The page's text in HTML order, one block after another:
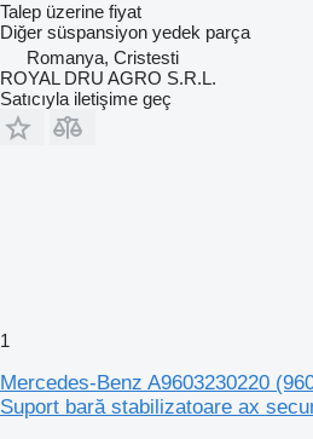
Talep üzerine fiyat
Diğer süspansiyon yedek parça
Romanya, Cristesti
ROYAL DRU AGRO S.R.L.
Satıcıyla iletişime geç
1
Mercedes-Benz A9603230220
Suport bară stabilizatoare ax